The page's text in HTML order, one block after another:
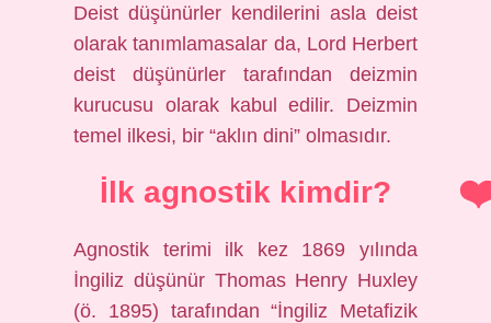
Deist düşünürler kendilerini asla deist
olarak tanımlamasalar da, Lord Herbert
deist düşünürler tarafından deizmin
kurucusu olarak kabul edilir. Deizmin
temel ilkesi, bir “aklın dini” olmasıdır.
İlk agnostik kimdir?
Agnostik terimi ilk kez 1869 yılında
İngiliz düşünür Thomas Henry Huxley
(ö. 1895) tarafından “İngiliz Metafizik